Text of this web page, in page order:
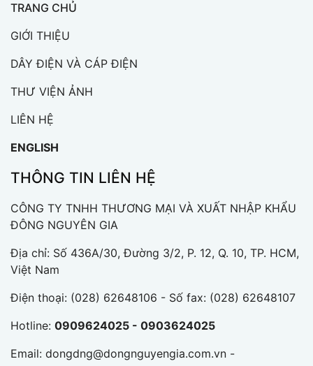
TRANG CHỦ
GIỚI THIỆU
DÂY ĐIỆN VÀ CÁP ĐIỆN
THƯ VIỆN ẢNH
LIÊN HỆ
ENGLISH
THÔNG TIN LIÊN HỆ
CÔNG TY TNHH THƯƠNG MẠI VÀ XUẤT NHẬP KHẨU
ĐÔNG NGUYÊN GIA
Địa chỉ: Số 436A/30, Đường 3/2, P. 12, Q. 10, TP. HCM,
Việt Nam
Điện thoại: (028) 62648106 - Số fax: (028) 62648107
Hotline: 0909624025 - 0903624025
Email: dongdng@dongnguyengia.com.vn -